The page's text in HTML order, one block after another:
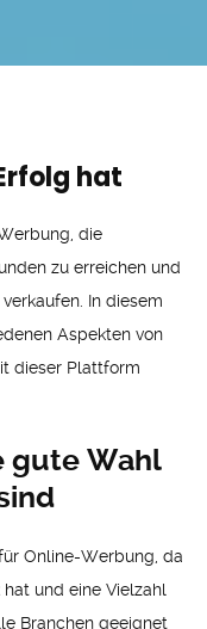
hat
die
zu erreichen und
In diesem
Aspekten von
dieser Plattform
gute Wahl
Online-Werbung, da
und eine Vielzahl
Branchen geeignet